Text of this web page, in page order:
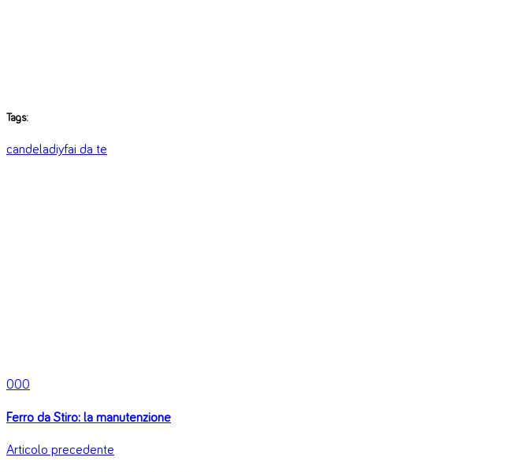
Tags:
candeladiyfai da te
000
Ferro da Stiro: la manutenzione
Articolo precedente